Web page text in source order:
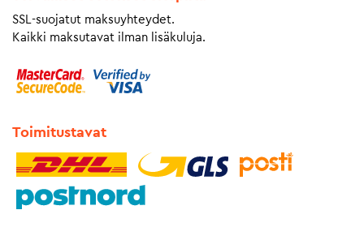
SSL-suojatut maksuyhteydet.
Kaikki maksutavat ilman lisäkuluja.
Toimitustavat